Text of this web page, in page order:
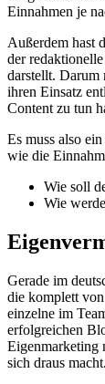
Einnahmen je
Außerdem hast
der
darstellt. Darum
ihren Einsatz
Content zu tun
Es muss also
wie die
Wie soll
Wie
Gerade im
die komplett
einzelne im
erfolgreichen
Eigenmarketing
sich draus macht.